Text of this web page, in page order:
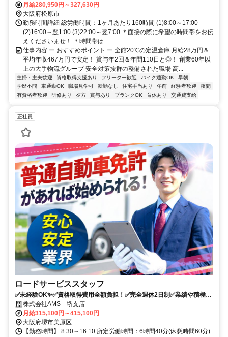
月給280,950円～327,630円
大阪府松原市
勤務時間詳細 総労働時間：1ヶ月あたり160時間 (1)8:00～17:00
(2)16:00～翌1:00 (3)22:00～翌7:00 ＊面接の際に希望の時間帯をお伝
えくださいませ！ ＊時間帯は...
仕事内容 ー おすすめポイント ー 全館20℃の定温倉庫 月給28万円＆
平均年収467万円で安定！ 賞与年2回＆年間110日と◎！ 創業60年以
上の大手物流グループ 安全対策抜群の整備された職場 高...
主婦・主夫歓迎 資格取得支援あり フリーター歓迎 バイク通勤OK
早朝
学歴不問
車通勤OK 職場見学可 転勤なし 住宅手当あり 午前 経験者歓迎
夜間
有資格者歓迎
研修あり 夕方 賞与あり ブランクOK 育休あり 交通費支給
正社員
ロードサービススタッフ
✅未経験OK✨✅資格取得費用全額負担！✅完全週休2日制✅業績や積極性
をしっかり評価！
株式会社AMS 堺支店
月給315,100円～415,100円
大阪府堺市美原区
【勤務時間】 8:30～16:10 所定労働時間：6時間40分(休憩時間60分)